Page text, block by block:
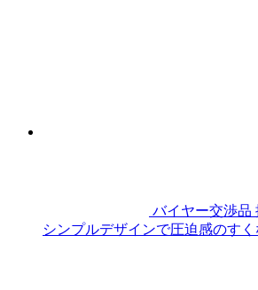
バイヤー交渉品
シンプルデザインで圧迫感のす